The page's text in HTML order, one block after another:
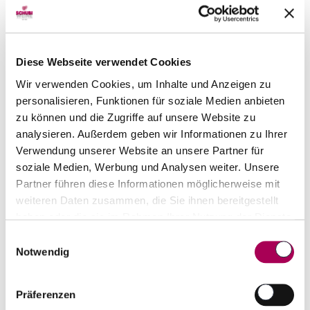
Diese Webseite verwendet Cookies
Wir verwenden Cookies, um Inhalte und Anzeigen zu
personalisieren, Funktionen für soziale Medien anbieten
zu können und die Zugriffe auf unsere Website zu
analysieren. Außerdem geben wir Informationen zu Ihrer
Verwendung unserer Website an unsere Partner für
soziale Medien, Werbung und Analysen weiter. Unsere
Partner führen diese Informationen möglicherweise mit
weiteren Daten zusammen, die Sie ihnen bereitgestellt
haben oder die sie im Rahmen Ihrer Nutzung der Dienste
Notwendig
Präferenzen
Artikel sofort lieferbar
Anzahl
hinzufügen